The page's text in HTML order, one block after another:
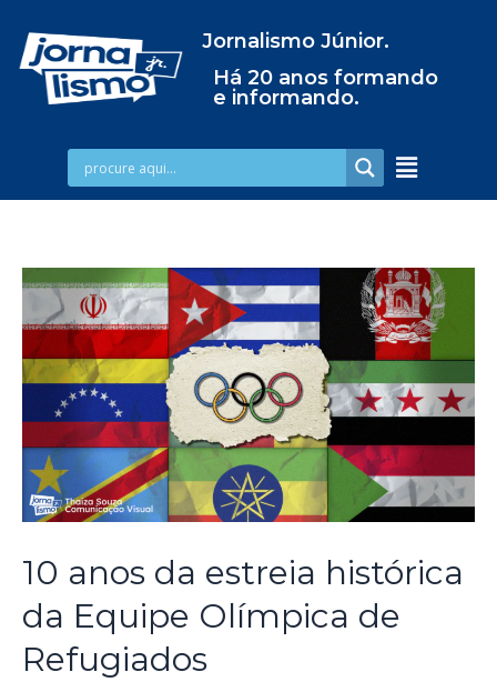
Jornalismo Júnior.
Há 20 anos formando
e informando.
10 anos da estreia histórica
da Equipe Olímpica de
Refugiados